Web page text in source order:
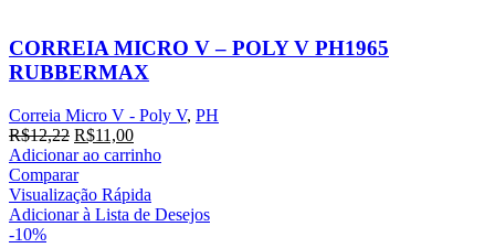
CORREIA MICRO V – POLY V PH1965
RUBBERMAX
Correia Micro V - Poly V, PH
R$12,22 R$11,00
Adicionar ao carrinho
Comparar
Visualização Rápida
Adicionar à Lista de Desejos
-10%